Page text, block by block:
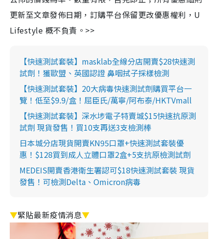
更新至文章發佈日期，訂購平台保留更改優惠權利，U
Lifestyle 概不負責。>>
【快速測試套裝】masklab全線分店開賣$28快速測
試劑！獲歐盟、英國認證 鼻咽拭子採樣檢測
【快速測試套裝】20大病毒快速測試劑購買平台一
覽！低至$9.9/盒！屈臣氏/萬寧/阿布泰/HKTVmall
【快速測試套裝】深水埗電子特賣城$15快速抗原測
試劑 現貨發售！買10支再送3支檢測棒
日本城分店現貨開賣KN95口罩+快速測試套裝優
惠！$128買到成人立體口罩2盒+5支抗原檢測試劑
MEDEIS開賣香港衛生署認可$18快速測試套裝 現貨
發售！可檢測Delta、Omicron病毒
▼緊貼最新疫情消息▼